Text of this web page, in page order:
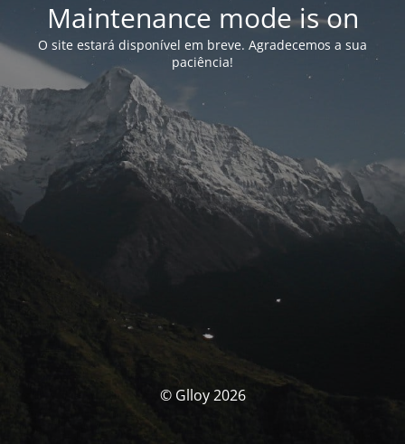
Maintenance mode is on
O site estará disponível em breve. Agradecemos a sua
paciência!
© Glloy 2026